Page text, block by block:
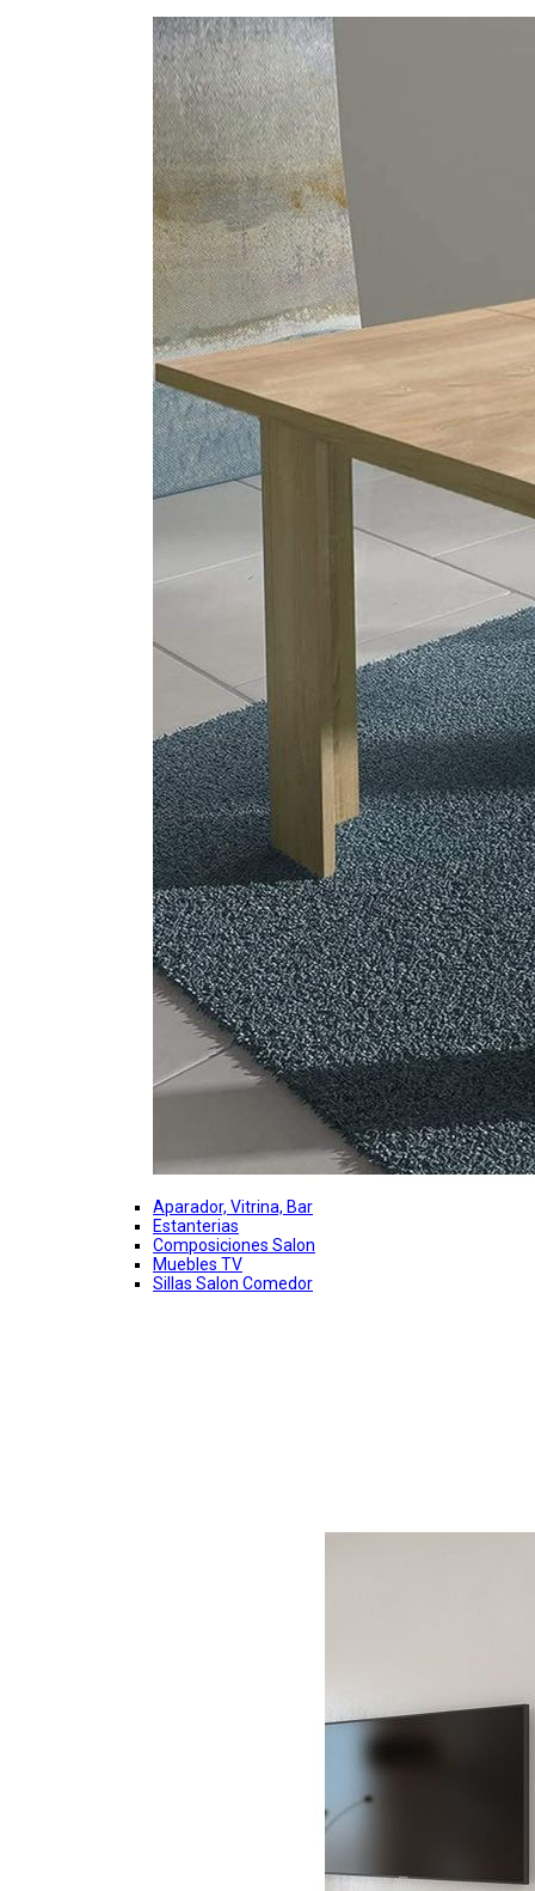
Aparador, Vitrina, Bar
Estanterias
Composiciones Salon
Muebles TV
Sillas Salon Comedor